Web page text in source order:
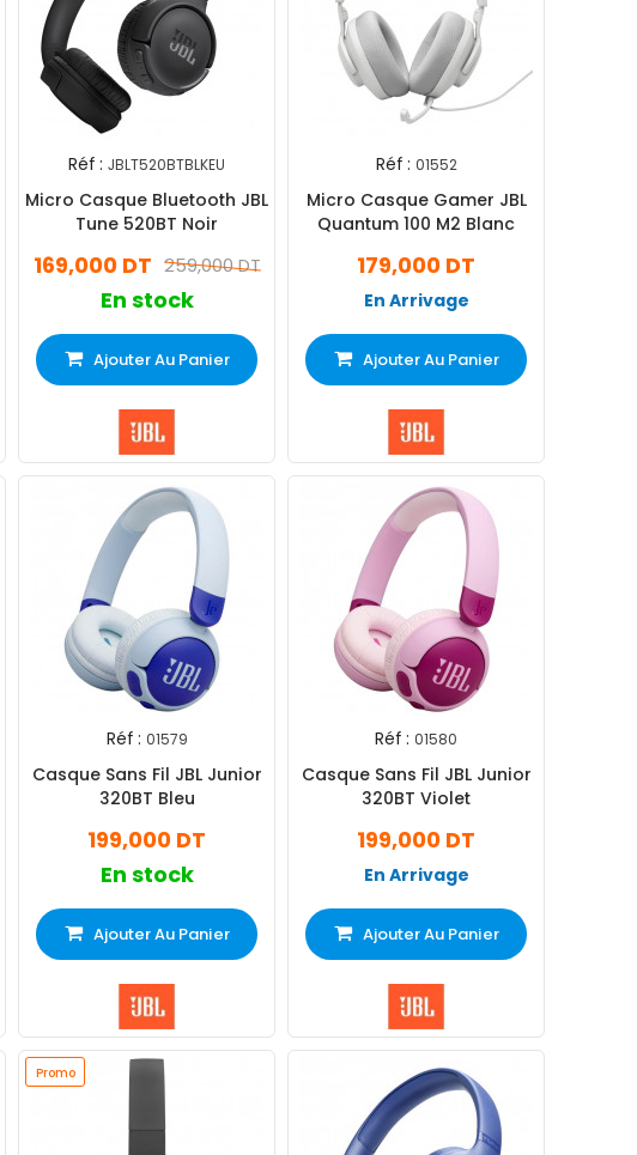
Réf : JBLT520BTBLKEU
Micro Casque Bluetooth JBL
Tune 520BT Noir
259,000 DT
169,000 DT
En stock
Ajouter Au Panier
Réf : 01552
Micro Casque Gamer JBL
Quantum 100 M2 Blanc
179,000 DT
En Arrivage
Ajouter Au Panier
Réf : 01579
Casque Sans Fil JBL Junior
320BT Bleu
199,000 DT
En stock
Ajouter Au Panier
Réf : 01580
Casque Sans Fil JBL Junior
320BT Violet
199,000 DT
En Arrivage
Ajouter Au Panier
Promo